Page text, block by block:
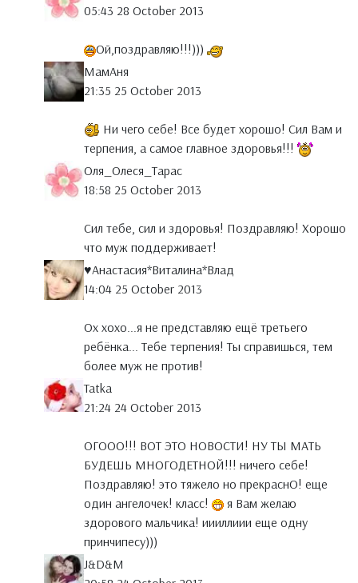
05:43 28 October 2013
Ой,поздравляю!!!)))
МамАня
21:35 25 October 2013
Ни чего себе! Все будет хорошо! Сил Вам и
терпения, а самое главное здоровья!!!
Оля_Олеся_Тарас
18:58 25 October 2013
Сил тебе, сил и здоровья! Поздравляю! Хорошо
что муж поддерживает!
♥Анастасия*Виталина*Влад
14:04 25 October 2013
Ох хохо...я не представляю ещё третьего
ребёнка... Тебе терпения! Ты справишься, тем
более муж не против!
Tatka
21:24 24 October 2013
ОГООО!!! ВОТ ЭТО НОВОСТИ! НУ ТЫ МАТЬ
БУДЕШЬ МНОГОДЕТНОЙ!!! ничего себе!
Поздравляю! это тяжело но прекраснО! еще
один ангелочек! класс!
я Вам желаю
здорового мальчика! иииллиии еще одну
принчипесу)))
J&D&M